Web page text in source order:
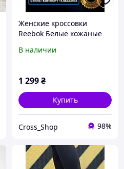
Женские кроссовки
Reebok Белые кожаные
Рибок жіночі білі стильні
В наличии
1 299₴
Купить
Cross_Shop 98%